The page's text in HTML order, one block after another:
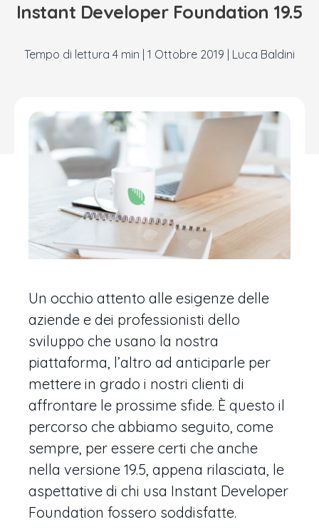
Instant Developer Foundation 19.5
1 Ottobre 2019 Luca Baldini
Un occhio attento alle esigenze delle
aziende e dei professionisti dello
sviluppo che usano la nostra
piattaforma, l’altro ad anticiparle per
mettere in grado i nostri clienti di
affrontare le prossime sfide. È questo il
percorso che abbiamo seguito, come
sempre, per essere certi che anche
nella versione 19.5, appena rilasciata, le
aspettative di chi usa Instant Developer
Foundation fossero soddisfatte.